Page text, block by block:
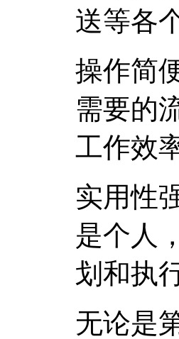
送等各
操作简
需要的
工作效
实用性
是个人
划和执
无论是